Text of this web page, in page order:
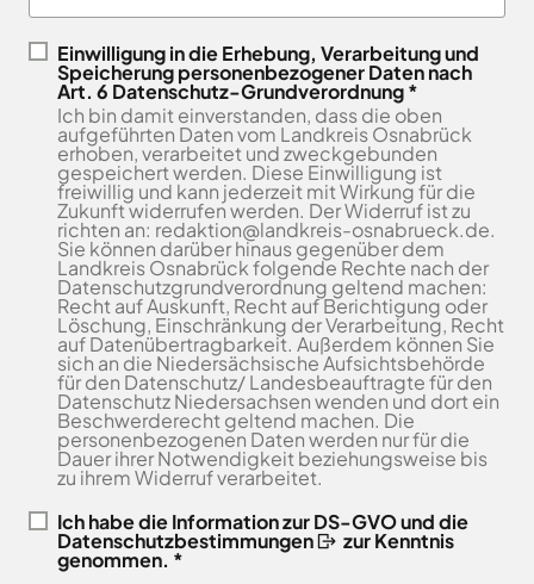
Einwilligung in die Erhebung, Verarbeitung und
Speicherung personenbezogener Daten nach
Art. 6 Datenschutz-Grundverordnung *
Ich bin damit einverstanden, dass die oben
aufgeführten Daten vom Landkreis Osnabrück
erhoben, verarbeitet und zweckgebunden
gespeichert werden. Diese Einwilligung ist
freiwillig und kann jederzeit mit Wirkung für die
Zukunft widerrufen werden. Der Widerruf ist zu
richten an: redaktion@landkreis-osnabrueck.de.
Sie können darüber hinaus gegenüber dem
Landkreis Osnabrück folgende Rechte nach der
Datenschutzgrundverordnung geltend machen:
Recht auf Auskunft, Recht auf Berichtigung oder
Löschung, Einschränkung der Verarbeitung, Recht
auf Datenübertragbarkeit. Außerdem können Sie
sich an die Niedersächsische Aufsichtsbehörde
für den Datenschutz/ Landesbeauftragte für den
Datenschutz Niedersachsen wenden und dort ein
Beschwerderecht geltend machen. Die
personenbezogenen Daten werden nur für die
Dauer ihrer Notwendigkeit beziehungsweise bis
zu ihrem Widerruf verarbeitet.
Ich habe dieInformation zur DS-GVO und die
Datenschutzbestimmungen zur Kenntnis
genommen. *
Osnabrück
Landschaftsverband
Osnabrücker
Land
MaßArbeit
Naturpark
TERRA.vita
Naturschutzstiftung
Landkreises
Osnabrück
Niedersächsische
Landgesellschaft
Osnabrücker
Land
Entwicklungsgesellschaft
Planungsgesellschaft
Nahverkehr
Osnabrück
Stiftung
Lauter
erhalten.
Zum
Newsletter
anmelden
5010
Montag -
Mittwoch
8.00
-
16.00
Uhr
Donnerstag 8.00
-
17.30
Uhr
Freitag 8.00
-
12.00
Uhr
Samstag
9.30 - 11.30 Uhr
(nur
Zulassungsstelle!)
Außenstellen
der
Kreisverwaltung
Zur
Website
der
Stadt
Osnabrück
.
Artland
Bad
Essen
Bad
Iburg
Bad
Laer
Bad
Rothenfelde
Belm
Bersenbrück